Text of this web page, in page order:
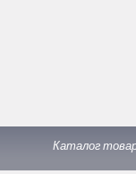
Каталог